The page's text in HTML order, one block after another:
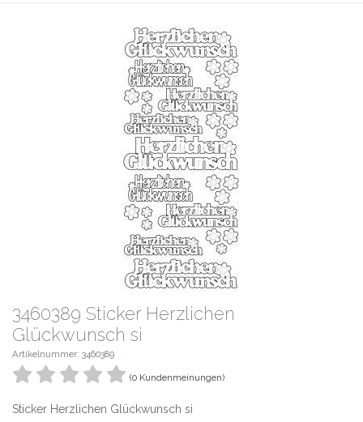
3460389 Sticker Herzlichen
Glückwunsch si
Artikelnummer: 3460389
(0 Kundenmeinungen)
Sticker Herzlichen Glückwunsch si